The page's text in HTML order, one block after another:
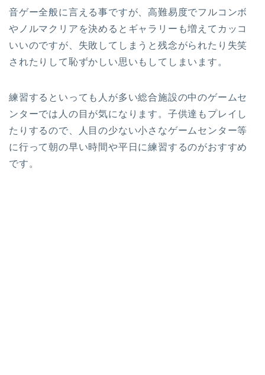
音ゲー全般に言える事ですが、高難易度でフルコンボ
やノルマクリアを決めるとギャラリーも増えてカッコ
いいのですが、失敗してしまうと残念がられたり失笑
されたりして恥ずかしい思いもしてしまいます。
練習するといっても人が多い総合施設の中のゲームセ
ンターでは人の目が気になります。子供達もプレイし
たりするので、人目の少ない小さなゲームセンター等
に行って朝の早い時間や平日に練習するのがおすすめ
です。